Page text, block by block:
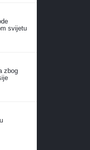
svijetu
zbog